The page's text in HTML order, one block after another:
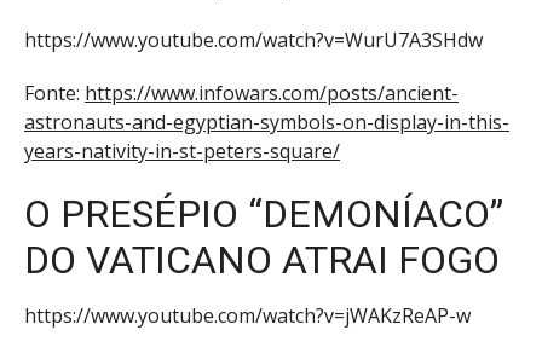
https://www.youtube.com/watch?v=WurU7A3SHdw
Fonte: https://www.infowars.com/posts/ancient-
astronauts-and-egyptian-symbols-on-display-in-this-
years-nativity-in-st-peters-square/
O PRESÉPIO “DEMONÍACO”
DO VATICANO ATRAI FOGO
https://www.youtube.com/watch?v=jWAKzReAP-w